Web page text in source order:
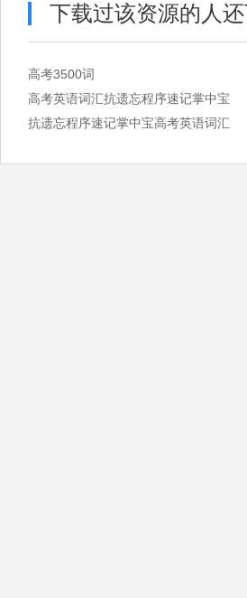
下载过该资源的人
高考3500词
高考英语词汇抗遗忘程序速记掌中宝
抗遗忘程序速记掌中宝高考英语词汇